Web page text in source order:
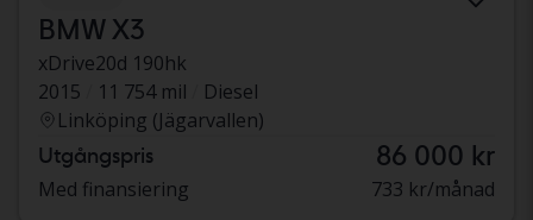
BMW X3
xDrive20d 190hk
2015
11 754 mil
Diesel
Linköping (Jägarvallen)
Utgångspris 86 000 kr
Med finansiering 733 kr/månad